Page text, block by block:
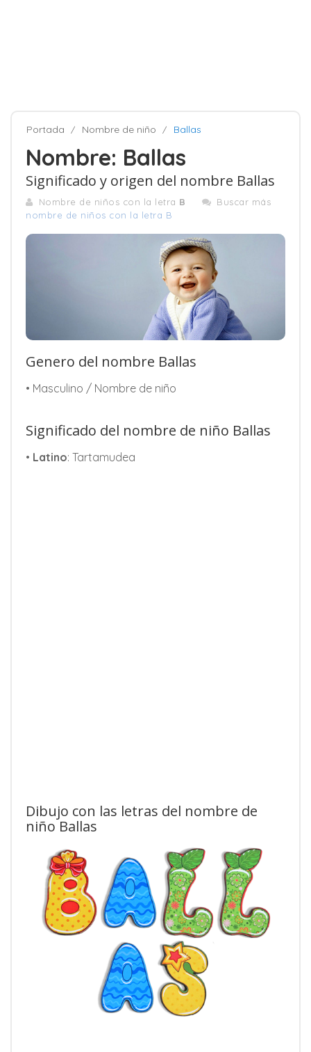
Portada Nombre de niño Ballas
Nombre: Ballas
Significado y origen del nombre Ballas
Nombre de niños con la letra B
Buscar más
nombre de niños con la letra B
Genero del nombre Ballas
• Masculino / Nombre de niño
Significado del nombre de niño Ballas
• Latino: Tartamudea
Dibujo con las letras del nombre de
niño Ballas